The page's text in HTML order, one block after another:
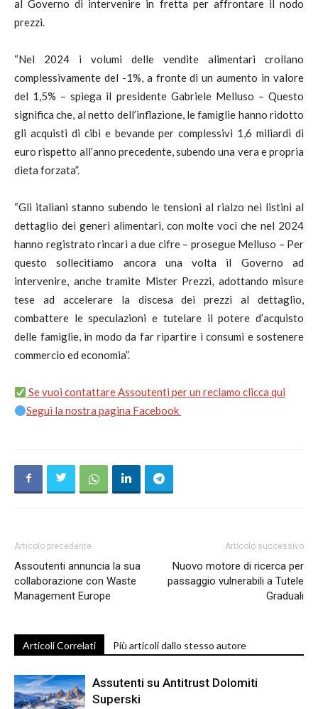
al Governo di intervenire in fretta per affrontare il nodo
prezzi.
“Nel 2024 i volumi delle vendite alimentari crollano
complessivamente del -1%, a fronte di un aumento in valore
del 1,5% – spiega il presidente Gabriele Melluso – Questo
significa che, al netto dell’inflazione, le famiglie hanno ridotto
gli acquisti di cibi e bevande per complessivi 1,6 miliardi di
euro rispetto all’anno precedente, subendo una vera e propria
dieta forzata”.
“Gli italiani stanno subendo le tensioni al rialzo nei listini al
dettaglio dei generi alimentari, con molte voci che nel 2024
hanno registrato rincari a due cifre – prosegue Melluso – Per
questo sollecitiamo ancora una volta il Governo ad
intervenire, anche tramite Mister Prezzi, adottando misure
tese ad accelerare la discesa dei prezzi al dettaglio,
combattere le speculazioni e tutelare il potere d’acquisto
delle famiglie, in modo da far ripartire i consumi e sostenere
commercio ed economia”.
Se vuoi contattare Assoutenti per un reclamo clicca qui
Segui la nostra pagina Facebook
Articolo precedente
Assoutenti annuncia la sua
collaborazione con Waste
Management Europe
Articolo successivo
Nuovo motore di ricerca per
passaggio vulnerabili a Tutele
Graduali
Articoli Correlati Più articoli dallo stesso autore
Assutenti su Antitrust Dolomiti
Superski